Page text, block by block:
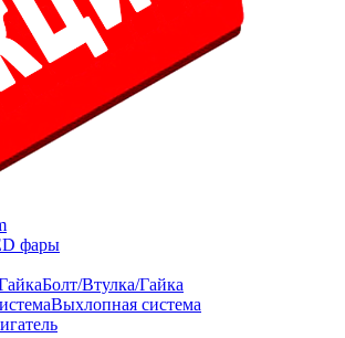
фары
Болт/Втулка/Гайка
Выхлопная система